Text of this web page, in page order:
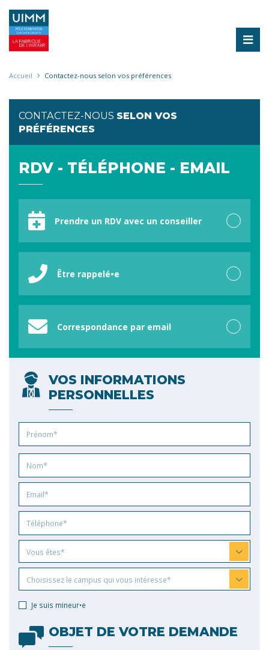
contenu
principal
Fil
Accueil Contactez-nous selon vos préférences
CONTACTEZ-NOUS SELON VOS
PRÉFÉRENCES
RDV - TÉLÉPHONE - EMAIL
préférencePrendre un RDV avec un conseiller
Être rappelé•e
Correspondance par email
VOS INFORMATIONS
PERSONNELLES
êtes
Vous êtes*
qui
intéresse
Choisissez le campus qui vous intéresse*
Je suis mineur•e
OBJET DE VOTRE DEMANDE